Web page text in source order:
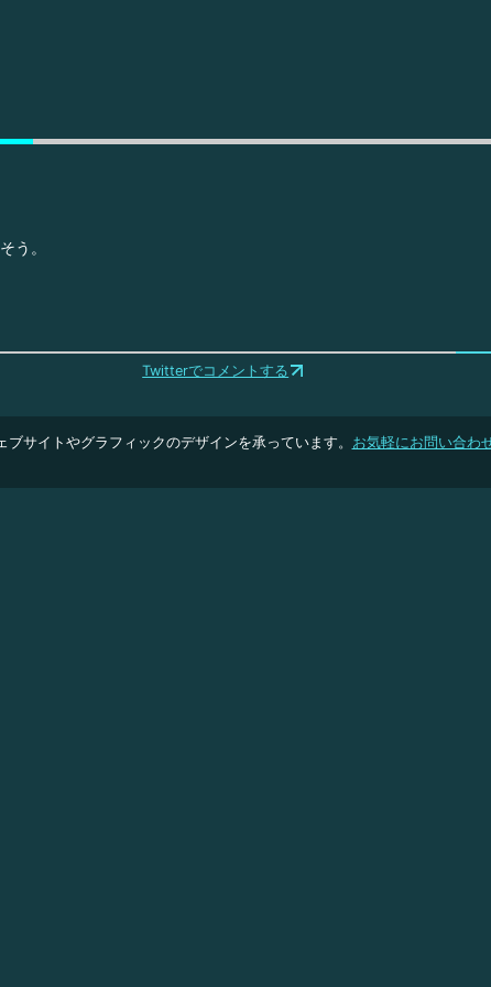
う。
Twitterでコメントする
ブサイトやグラフィックのデザインを承っています。 お気軽にお問い合わ